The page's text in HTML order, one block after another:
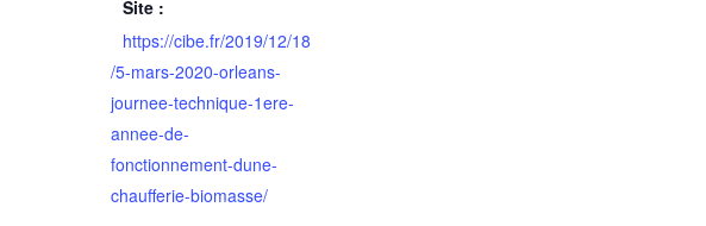
Site :
https://cibe.fr/2019/12/18
/5-mars-2020-orleans-
journee-technique-1ere-
annee-de-
fonctionnement-dune-
chaufferie-biomasse/